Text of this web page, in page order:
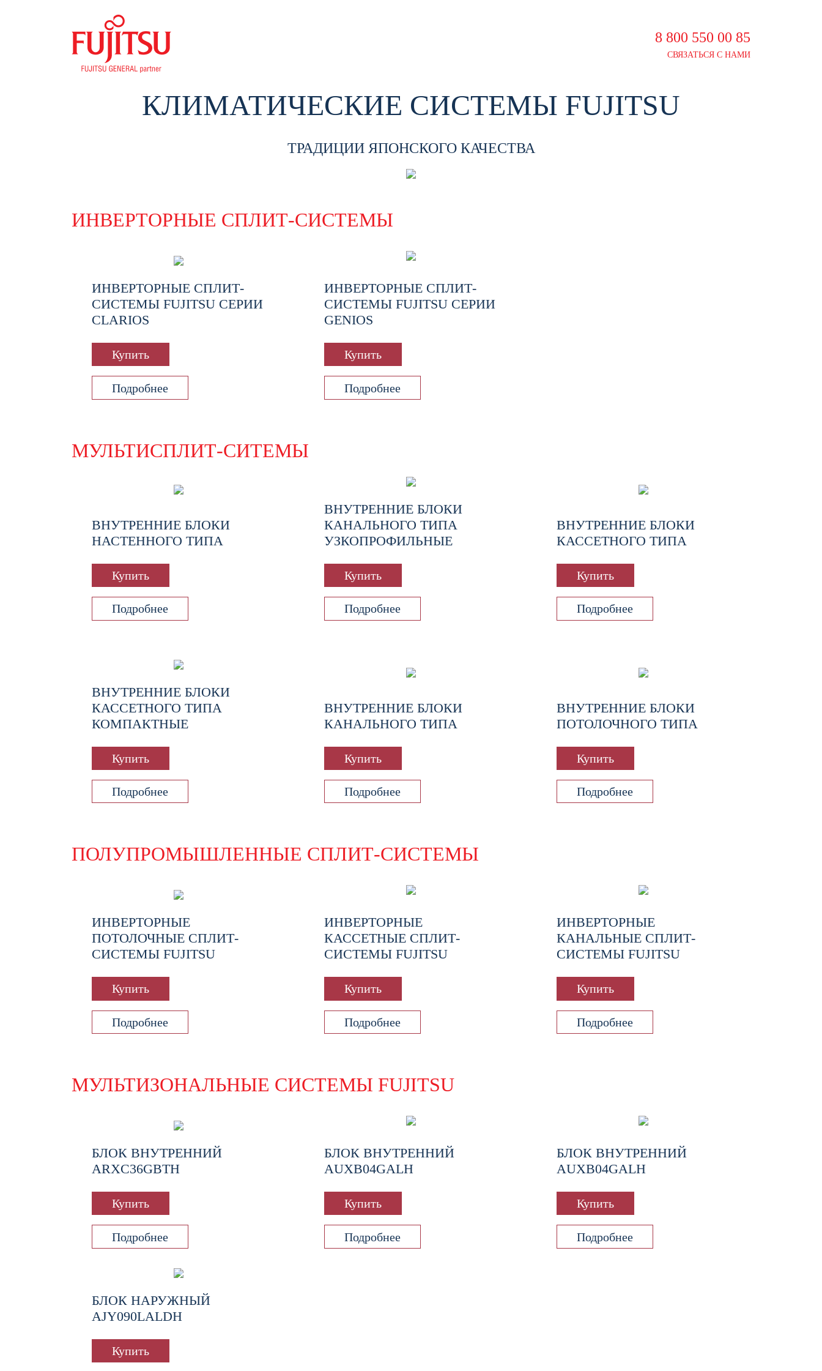
8 800 550 00 85
СВЯЗАТЬСЯ С НАМИ
КЛИМАТИЧЕСКИЕ СИСТЕМЫ FUJITSU
ТРАДИЦИИ ЯПОНСКОГО КАЧЕСТВА
ИНВЕРТОРНЫЕ СПЛИТ-СИСТЕМЫ
ИНВЕРТОРНЫЕ СПЛИТ-
СИСТЕМЫ FUJITSU СЕРИИ
CLARIOS
Купить
Подробнее
ИНВЕРТОРНЫЕ СПЛИТ-
СИСТЕМЫ FUJITSU СЕРИИ
GENIOS
Купить
Подробнее
МУЛЬТИСПЛИТ-СИТЕМЫ
ВНУТРЕННИЕ БЛОКИ
НАСТЕННОГО ТИПА
Купить
Подробнее
ВНУТРЕННИЕ БЛОКИ
КАНАЛЬНОГО ТИПА
УЗКОПРОФИЛЬНЫЕ
Купить
Подробнее
ВНУТРЕННИЕ БЛОКИ
КАССЕТНОГО ТИПА
Купить
Подробнее
ВНУТРЕННИЕ БЛОКИ
КАССЕТНОГО ТИПА
КОМПАКТНЫЕ
Купить
Подробнее
ВНУТРЕННИЕ БЛОКИ
КАНАЛЬНОГО ТИПА
Купить
Подробнее
ВНУТРЕННИЕ БЛОКИ
ПОТОЛОЧНОГО ТИПА
Купить
Подробнее
ПОЛУПРОМЫШЛЕННЫЕ СПЛИТ-СИСТЕМЫ
ИНВЕРТОРНЫЕ
ПОТОЛОЧНЫЕ СПЛИТ-
СИСТЕМЫ FUJITSU
Купить
Подробнее
ИНВЕРТОРНЫЕ
КАССЕТНЫЕ СПЛИТ-
СИСТЕМЫ FUJITSU
Купить
Подробнее
ИНВЕРТОРНЫЕ
КАНАЛЬНЫЕ СПЛИТ-
СИСТЕМЫ FUJITSU
Купить
Подробнее
МУЛЬТИЗОНАЛЬНЫЕ СИСТЕМЫ FUJITSU
БЛОК ВНУТРЕННИЙ
ARXC36GBTH
Купить
Подробнее
БЛОК ВНУТРЕННИЙ
AUXB04GALH
Купить
Подробнее
БЛОК ВНУТРЕННИЙ
AUXB04GALH
Купить
Подробнее
БЛОК НАРУЖНЫЙ
AJY090LALDH
Купить